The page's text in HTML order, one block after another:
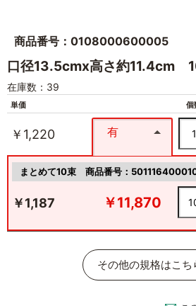
商品番号：0108000600005
口径13.5cmx高さ約11.4cm
在庫数：39
単価 個
￥1,220 有
まとめて10束 商品番号：
￥1,187 ￥11,870
その他の規格はこち